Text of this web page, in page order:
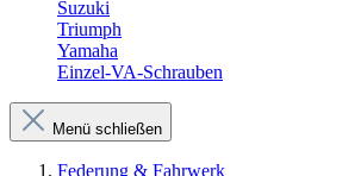
Suzuki
Triumph
Yamaha
Einzel-VA-Schrauben
Menü schließen
Federung & Fahrwerk